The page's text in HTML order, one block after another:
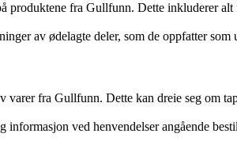
produktene fra Gullfunn. Dette inkluderer
av ødelagte deler, som de oppfatter
fra Gullfunn. Dette kan dreie seg om
ved henvendelser angående